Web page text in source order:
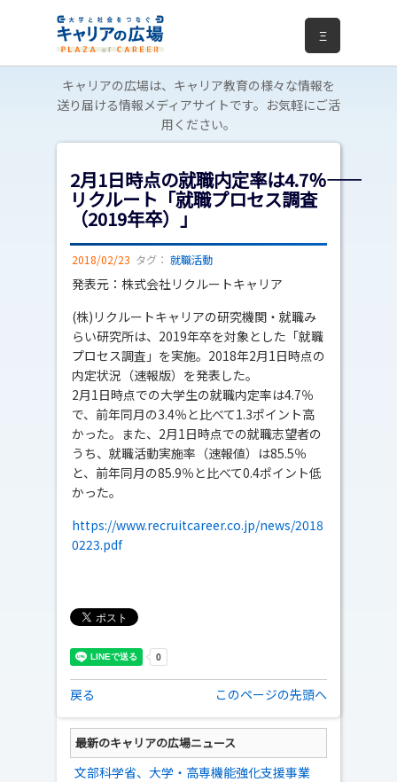
Ξ
キャリアの広場は、キャリア教育の様々な情報を
送り届ける情報メディアサイトです。お気軽にご活
用ください。
2月1日時点の就職内定率は4.7％――
リクルート「就職プロセス調査
（2019年卒）」
2018/02/23 タグ： 就職活動
発表元：株式会社リクルートキャリア
(株)リクルートキャリアの研究機関・就職み
らい研究所は、2019年卒を対象とした「就職
プロセス調査」を実施。2018年2月1日時点の
内定状況（速報版）を発表した。
2月1日時点での大学生の就職内定率は4.7％
で、前年同月の3.4％と比べて1.3ポイント高
かった。また、2月1日時点での就職志望者の
うち、就職活動実施率（速報値）は85.5％
と、前年同月の85.9％と比べて0.4ポイント低
かった。
https://www.recruitcareer.co.jp/news/2018
0223.pdf
戻る このページの先頭へ
最新のキャリアの広場ニュース
文部科学省、大学・高専機能強化支援事業